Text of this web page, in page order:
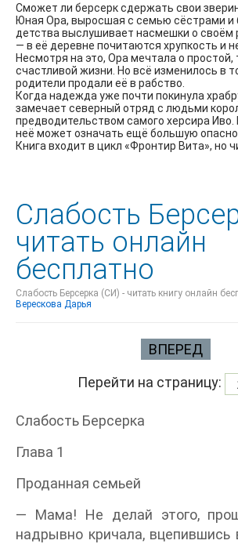
Сможет ли берсерк сдержать свои
Юная Ора, выросшая с семью сёстрами и
детства выслушивает насмешки о своём
— в её деревне почитаются хрупкость и
Несмотря на это, Ора мечтала о простой,
счастливой жизни. Но всё изменилось в
родители продали её в рабство.
Когда надежда уже почти покинула
замечает северный отряд с людьми
предводительством самого херсира Иво.
неё может означать ещё большую
Книга входит в цикл «Фронтир Вита», но
Слабость
читать онлайн
бесплатно
Слабость Берсерка (СИ) - читать книгу онлайн
Верескова Дарья
ВПЕРЕД
Перейти на страницу:
Слабость Берсерка
Глава 1
Проданная семьей
— Мама! Не делай этого,
надрывно кричала, вцепившись